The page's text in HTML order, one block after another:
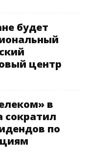
будет
центр
в
сократил
по